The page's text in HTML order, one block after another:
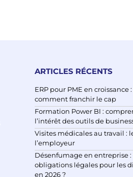
ARTICLES RÉCENTS
ERP pour PME en croissance
comment franchir le cap
Formation Power BI :
l’intérêt des outils de
Visites médicales au travail :
l’employeur
Désenfumage en entreprise
obligations légales pour les
en 2026 ?